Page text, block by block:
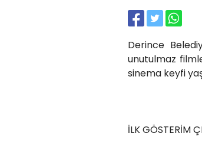
Derince
unutulmaz
sinema keyfi
İLK GÖSTERİM